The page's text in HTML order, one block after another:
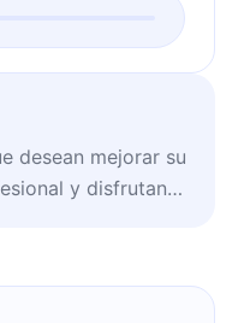
desean mejorar su
y disfrutan